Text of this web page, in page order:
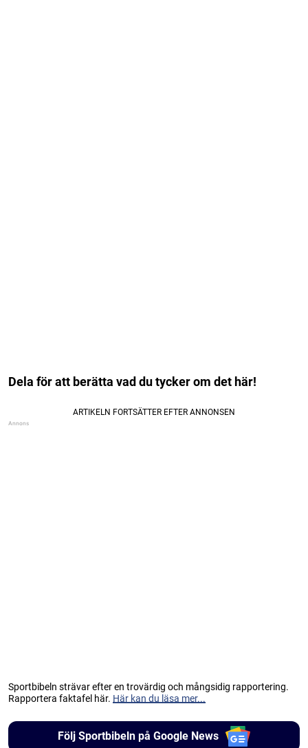
Dela för att berätta vad du tycker om det här!
Sportbibeln strävar efter en trovärdig och mångsidig rapportering.
Rapportera faktafel här. Här kan du läsa mer...
Följ Sportbibeln på Google News